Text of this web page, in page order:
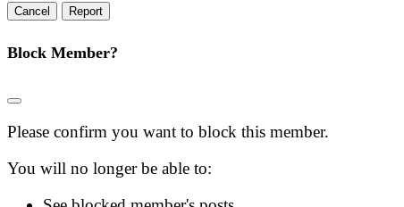
Report
Block Member?
Please confirm you want to block this member.
You will no longer be able to: